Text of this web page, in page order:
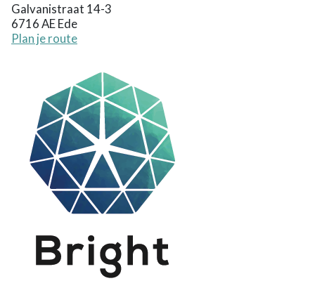
Galvanistraat 14-3
6716 AE Ede
Plan je route